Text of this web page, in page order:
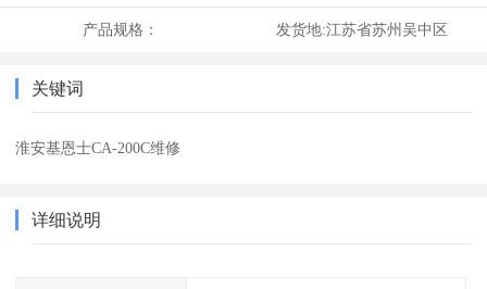
产品规格： 发货地:江苏省苏州吴中区
关键词
淮安基恩士CA-200C维修
详细说明